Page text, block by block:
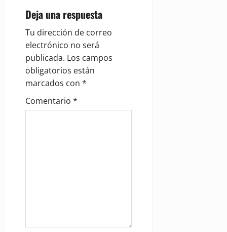
v
i
g
a
t
Deja una respuesta
Tu dirección de correo
electrónico no será
publicada. Los campos
obligatorios están
marcados con *
Comentario *